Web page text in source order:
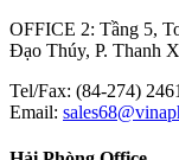
OFFICE 2: Tầng 5,
Đạo Thúy, P. Thanh
Tel/Fax: (84-274)
Email: